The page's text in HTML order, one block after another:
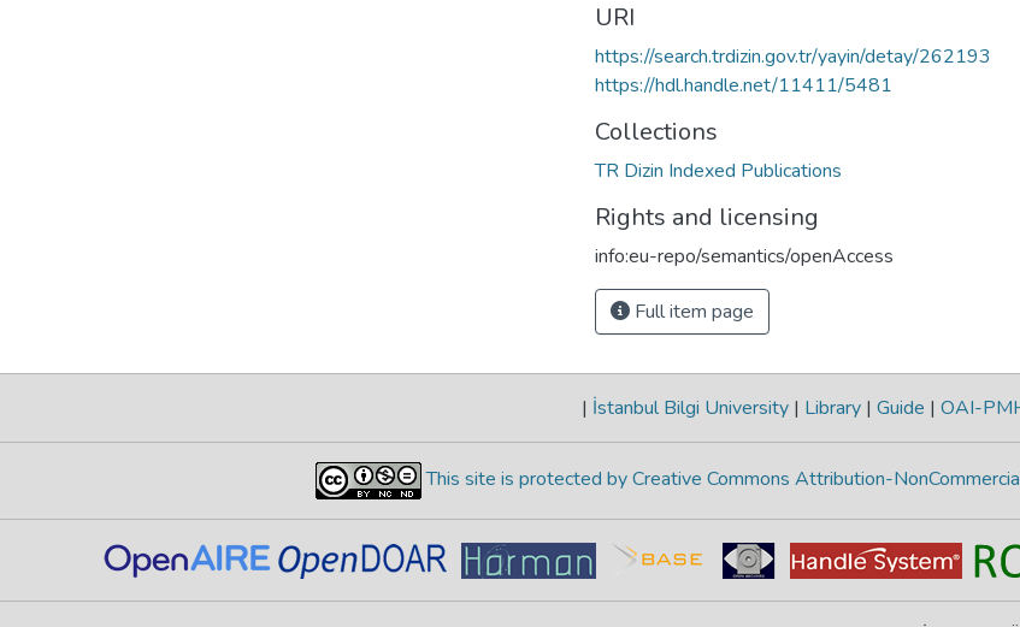
URI
https://search.trdizin.gov.tr/yayin/detay/262193
https://hdl.handle.net/11411/5481
Collections
TR Dizin Indexed Publications
Rights and licensing
info:eu-repo/semantics/openAccess
Full item page
| İstanbul Bilgi University | Library | Guide | OAI-
This site is protected by Creative Commons Attribution-